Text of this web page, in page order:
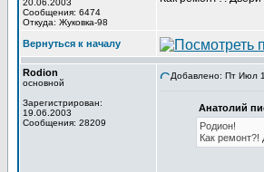
20.06.2003
Сообщения: 6474
Откуда: Жуковка-98
Вернуться к началу
Rodion
основной
Зарегистрирован:
19.06.2003
Сообщения: 28209
Добавлено: Пт Июл
Анатолий
Родион!
Как ремонт?!